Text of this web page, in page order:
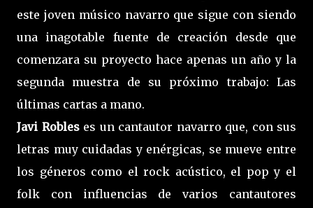
este joven músico navarro que sigue con siendo
una inagotable fuente de creación desde que
comenzara su proyecto hace apenas un año y la
segunda muestra de su próximo trabajo: Las
últimas cartas a mano.
Javi Robles es un cantautor navarro que, con sus
letras muy cuidadas y enérgicas, se mueve entre
los géneros como el rock acústico, el pop y el
folk con influencias de varios cantautores